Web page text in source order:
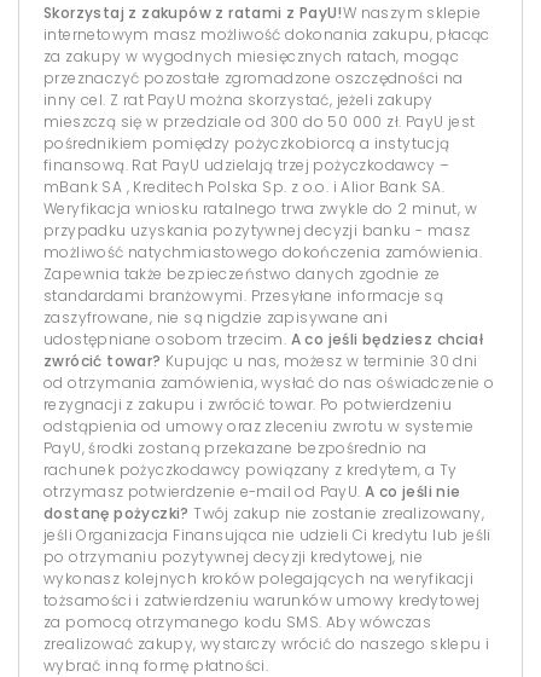
Skorzystaj z zakupów z ratami z PayU!W naszym sklepie
internetowym masz możliwość dokonania zakupu, płacąc
za zakupy w wygodnych miesięcznych ratach, mogąc
przeznaczyć pozostałe zgromadzone oszczędności na
inny cel. Z rat PayU można skorzystać, jeżeli zakupy
mieszczą się w przedziale od 300 do 50 000 zł. PayU jest
pośrednikiem pomiędzy pożyczkobiorcą a instytucją
finansową. Rat PayU udzielają trzej pożyczkodawcy –
mBank SA , Kreditech Polska Sp. z o.o. i Alior Bank SA.
Weryfikacja wniosku ratalnego trwa zwykle do 2 minut, w
przypadku uzyskania pozytywnej decyzji banku - masz
możliwość natychmiastowego dokończenia zamówienia.
Zapewnia także bezpieczeństwo danych zgodnie ze
standardami branżowymi. Przesyłane informacje są
zaszyfrowane, nie są nigdzie zapisywane ani
udostępniane osobom trzecim. A co jeśli będziesz chciał
zwrócić towar? Kupując u nas, możesz w terminie 30 dni
od otrzymania zamówienia, wysłać do nas oświadczenie o
rezygnacji z zakupu i zwrócić towar. Po potwierdzeniu
odstąpienia od umowy oraz zleceniu zwrotu w systemie
PayU, środki zostaną przekazane bezpośrednio na
rachunek pożyczkodawcy powiązany z kredytem, a Ty
otrzymasz potwierdzenie e-mail od PayU. A co jeśli nie
dostanę pożyczki? Twój zakup nie zostanie zrealizowany,
jeśli Organizacja Finansująca nie udzieli Ci kredytu lub jeśli
po otrzymaniu pozytywnej decyzji kredytowej, nie
wykonasz kolejnych kroków polegających na weryfikacji
tożsamości i zatwierdzeniu warunków umowy kredytowej
za pomocą otrzymanego kodu SMS. Aby wówczas
zrealizować zakupy, wystarczy wrócić do naszego sklepu i
wybrać inną formę płatności.